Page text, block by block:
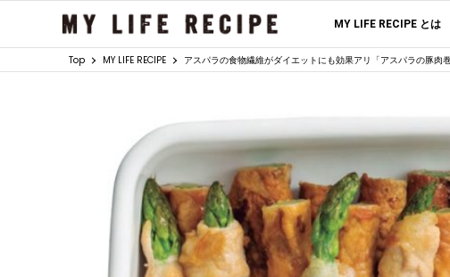
MY LIFE RECIPE とは
Top MY LIFE RECIPE アスパラの食物繊維がダイエットにも効果アリ「アスパラの豚肉巻